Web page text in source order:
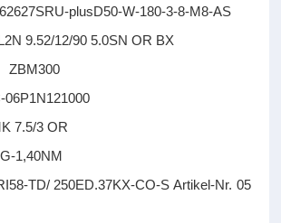
plusD50-W-180-3-8-M8-AS
9.52/12/90 5.0SN OR BX
ZBM300
7.5/3 OR
1,40NM
TD/ 250ED.37KX-CO-S Artikel-Nr. 05